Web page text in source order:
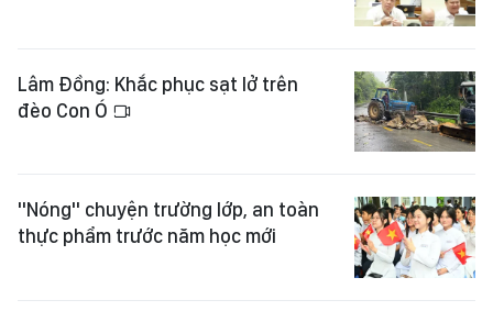
Lâm Đồng: Khắc phục sạt lở trên
đèo Con Ó
"Nóng" chuyện trường lớp, an toàn
thực phẩm trước năm học mới